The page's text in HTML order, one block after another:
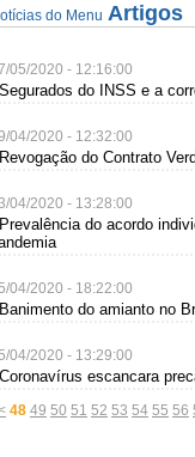
do Menu Artigos
05/2020 - 12:16:00
do INSS e a
04/2020 - 12:32:00
do Contrato
04/2020 - 13:28:00
do acordo
04/2020 - 18:22:00
do amianto no
04/2020 - 13:29:00
escancara
48 49 50 51 52 53 54 55 56